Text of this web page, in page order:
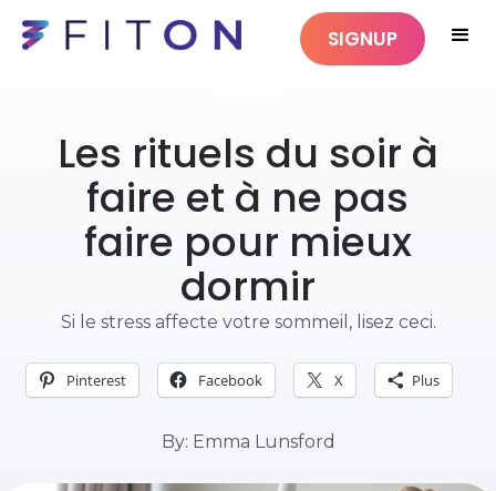
SIGNUP
Les rituels du soir à
faire et à ne pas
faire pour mieux
dormir
Si le stress affecte votre sommeil, lisez ceci.
Pinterest Facebook X Plus
By: Emma Lunsford